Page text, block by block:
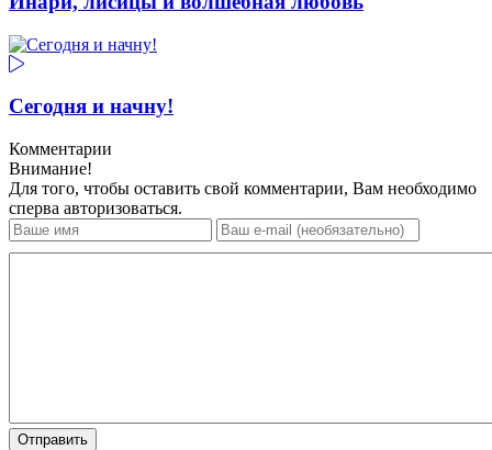
Сегодня и начну!
Комментарии
Внимание!
Для того, чтобы оставить свой комментарии, Вам необходимо
сперва авторизоваться.
Отправить